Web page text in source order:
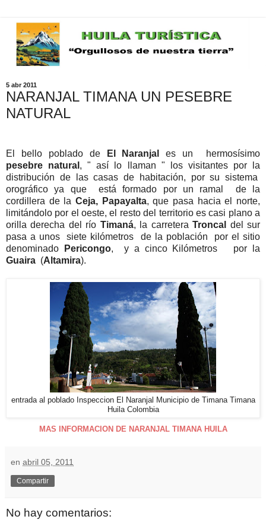
5 abr 2011
NARANJAL TIMANA UN PESEBRE
NATURAL
El bello poblado de El Naranjal
es un hermosísimo
pesebre natural , " así lo llaman " los visitantes por la
distribución de las casas de habitación, por su sistema
orográfico ya que está formado por un ramal de la
cordillera de la Ceja, Papayalta, que pasa hacia el norte,
limitándolo por el oeste, el resto del territorio es casi plano a
orilla derecha del río Timaná, la carreteraTroncal
del sur
pasa a unos siete kilómetros de la población por el sitio
denominado
Pericongo, y a cinco Kilómetros por la
Guaira (Altamira).
entrada al poblado Inspeccion El Naranjal Municipio de Timana Timana
Huila Colombia
MAS INFORMACION DE NARANJAL TIMANA HUILA
en abril 05, 2011
Compartir
No hay comentarios: